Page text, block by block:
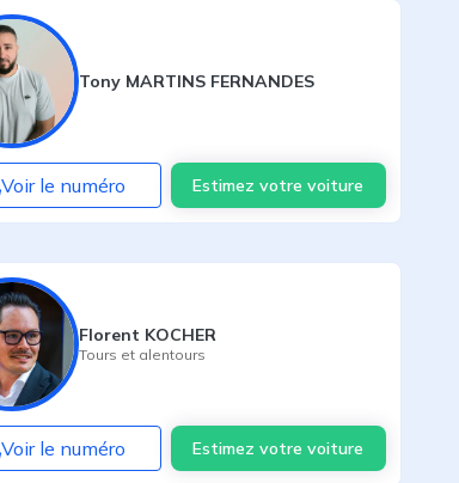
Tony MARTINS FERNANDES
Voir le numéro Estimez votre voiture
Florent KOCHER
Tours et alentours
Voir le numéro Estimez votre voiture